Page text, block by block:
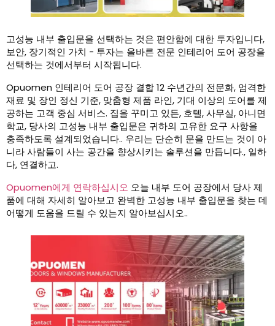
고성능 내부 출입문을 선택하는 것은 편안함에 대한 투자입니다,
보안, 장기적인 가치 - 투자는 올바른 전문 인테리어 도어 공장을
선택하는 것에서부터 시작됩니다.
Opuomen 인테리어 도어 공장 결합 12 수년간의 전문화, 엄격한
재료 및 장인 정신 기준, 맞춤형 제품 라인, 기대 이상의 도어를 제
공하는 고객 중심 서비스. 집을 꾸미고 있든, 호텔, 사무실, 아니면
학교, 당사의 고성능 내부 출입문은 귀하의 고유한 요구 사항을
충족하도록 설계되었습니다.. 우리는 단순히 문을 만드는 것이 아
니라 사람들이 사는 공간을 향상시키는 솔루션을 만듭니다., 일하
다, 연결하고.
Opuomen에게 연락하십시오 오늘 내부 도어 공장에서 당사 제
품에 대해 자세히 알아보고 완벽한 고성능 내부 출입문을 찾는 데
어떻게 도움을 드릴 수 있는지 알아보십시오..